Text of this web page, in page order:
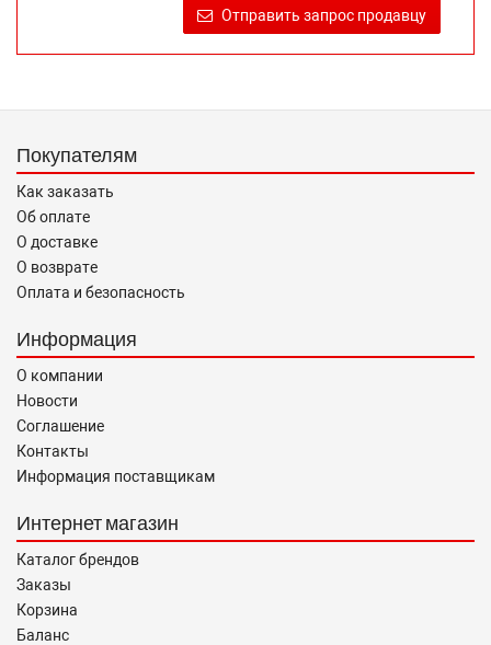
Требование предоставлять покупателю необходимую и
достоверную информацию о товаре, предлагаемом к
«О защите прав потребителей».
Отправить запрос продавцу
Покупателям
Как заказать
Об оплате
О доставке
О возврате
Оплата и безопасность
Информация
О компании
Новости
Соглашение
Контакты
Информация поставщикам
Интернет магазин
Каталог брендов
Заказы
Корзина
Баланс